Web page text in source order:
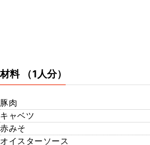
材料 （1人分）
豚肉
キャベツ
赤みそ
オイスターソース